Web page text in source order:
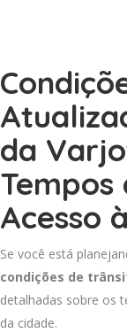
da
Tempos
Acesso
Se você está
condições de
detalhadas sobre os
da cidade.